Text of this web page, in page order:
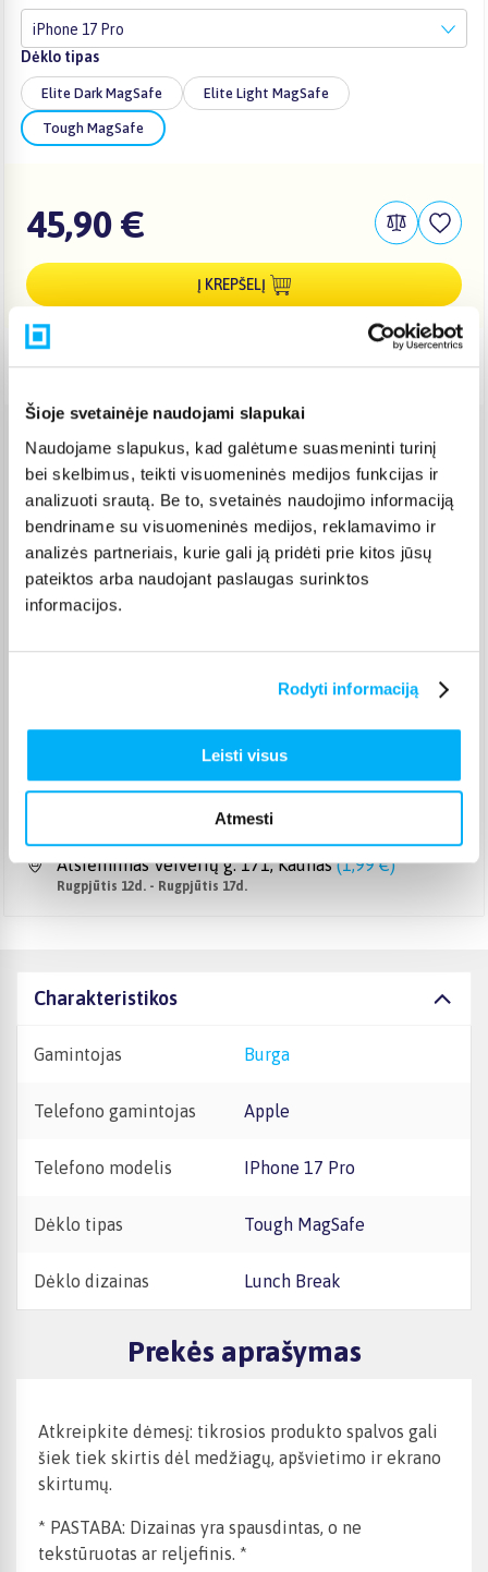
Šioje svetainėje naudojami slapukai
Naudojame slapukus, kad galėtume suasmeninti turinį
bei skelbimus, teikti visuomeninės medijos funkcijas ir
analizuoti srautą. Be to, svetainės naudojimo informaciją
bendriname su visuomeninės medijos, reklamavimo ir
analizės partneriais, kurie gali ją pridėti prie kitos jūsų
pateiktos arba naudojant paslaugas surinktos
informacijos.
Rodyti informaciją
Leisti visus
Atmesti
iPhone 17 Pro
Dėklo tipas
Elite Dark MagSafe Elite Light MagSafe
Tough MagSafe
45,90 €
Į KREPŠELĮ
Venipak paštomatas ( 2,39 €)
Pristato ir šeštadienį
Rugpjūtis 12d. - Rugpjūtis 17d.
Venipak kurjeris (2,99 €)
Rugpjūtis 12d. - Rugpjūtis 17d.
Omniva paštomatas (2,39 €)
Pristato ir šeštadienį
Smartposti paštomatas (2,19 €)
DPD kurjeris (3,99 €)
Rugpjūtis 12d. - Rugpjūtis 17d.
DPD paštomatas (3,99 €)
Atsiėmimas Veiverių g. 171, Kaunas (1,99 €)
Rugpjūtis 12d. - Rugpjūtis 17d.
Charakteristikos
Gamintojas Burga
Telefono gamintojas Apple
Telefono modelis iPhone 17 Pro
Dėklo tipas Tough MagSafe
Dėklo dizainas Lunch Break
Prekės aprašymas
Atkreipkite dėmesį: tikrosios produkto spalvos gali
šiek tiek skirtis dėl medžiagų, apšvietimo ir ekrano
skirtumų.
* PASTABA: Dizainas yra spausdintas, o ne
tekstūruotas ar reljefinis. *